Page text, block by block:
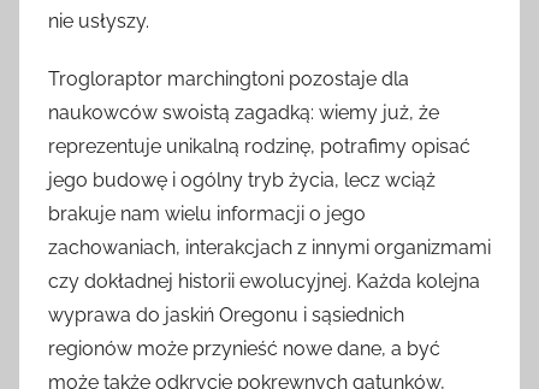
nie usłyszy.
Trogloraptor marchingtoni pozostaje dla
naukowców swoistą zagadką: wiemy już, że
reprezentuje unikalną rodzinę, potrafimy opisać
jego budowę i ogólny tryb życia, lecz wciąż
brakuje nam wielu informacji o jego
zachowaniach, interakcjach z innymi organizmami
czy dokładnej historii ewolucyjnej. Każda kolejna
wyprawa do jaskiń Oregonu i sąsiednich
regionów może przynieść nowe dane, a być
może także odkrycie pokrewnych gatunków,